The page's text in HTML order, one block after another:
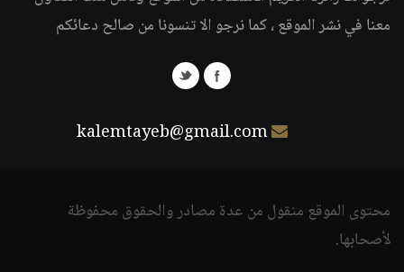
معنا في نشر الموقع ، كما نرجو الا تنسونا من صالح دعائكم
kalemtayeb@gmail.com
محتوى الموقع منقول من عدة مصادر والحقوق محفوظة
لأصحابها.